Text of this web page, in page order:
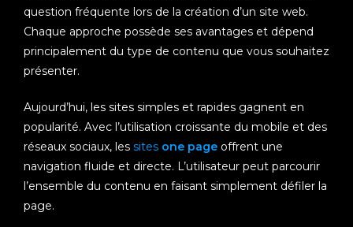
question fréquente lors de la création d’un site web.
Chaque approche possède ses avantages et dépend
principalement du type de contenu que vous souhaitez
présenter.
Aujourd’hui, les sites simples et rapides gagnent en
popularité. Avec l’utilisation croissante du mobile et des
réseaux sociaux, les sites one page offrent une
navigation fluide et directe. L’utilisateur peut parcourir
l’ensemble du contenu en faisant simplement défiler la
page.